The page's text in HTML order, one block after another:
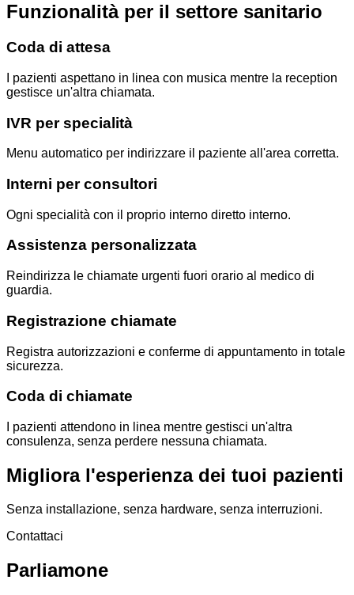
Funzionalità per il settore sanitario
Coda di attesa
I pazienti aspettano in linea con musica mentre la reception
gestisce un'altra chiamata.
IVR per specialità
Menu automatico per indirizzare il paziente all'area corretta.
Interni per consultori
Ogni specialità con il proprio interno diretto interno.
Assistenza personalizzata
Reindirizza le chiamate urgenti fuori orario al medico di
guardia.
Registrazione chiamate
Registra autorizzazioni e conferme di appuntamento in totale
sicurezza.
Coda di chiamate
I pazienti attendono in linea mentre gestisci un'altra
consulenza, senza perdere nessuna chiamata.
Migliora l'esperienza dei tuoi pazienti
Senza installazione, senza hardware, senza interruzioni.
Contattaci
Parliamone